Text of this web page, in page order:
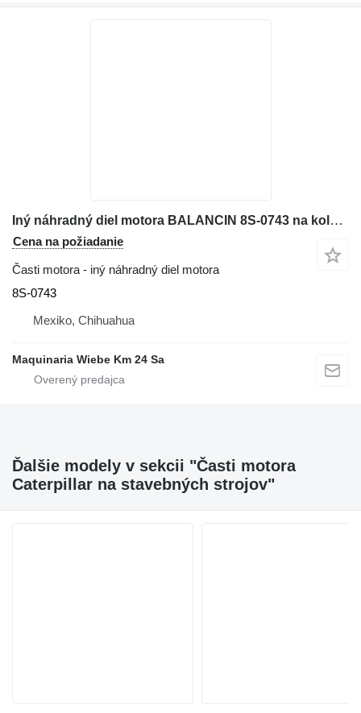
Iný náhradný diel motora BALANCIN 8S-0743 na kolesového nakladača Caterpillar 920
Cena na požiadanie
Časti motora - iný náhradný diel motora
8S-0743
Mexiko, Chihuahua
Maquinaria Wiebe Km 24 Sa
Ďalšie modely v sekcii "Časti motora
Caterpillar na stavebných strojov"